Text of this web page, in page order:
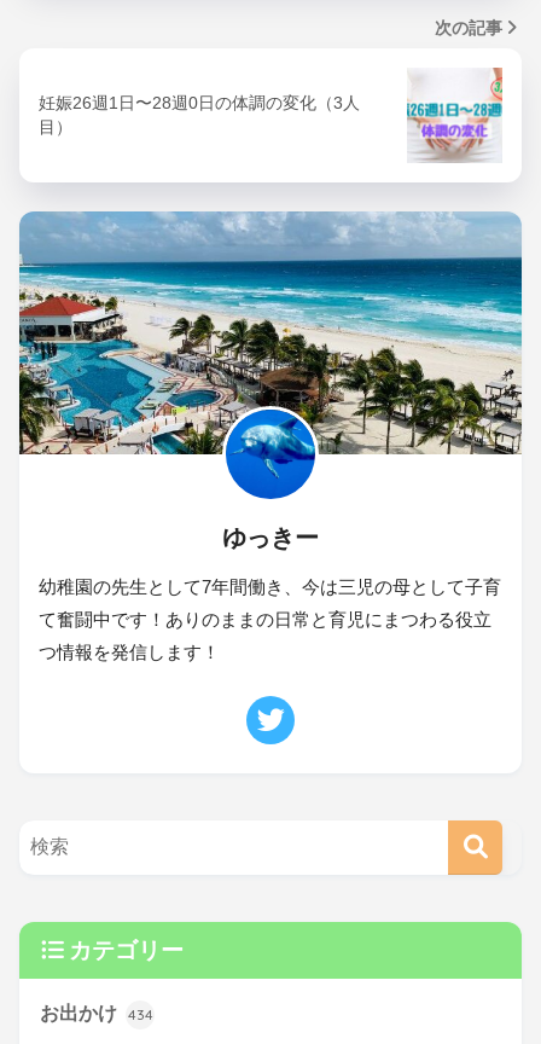
次の記事
妊娠26週1日〜28週0日の体調の変化（3人
目）
ゆっきー
幼稚園の先生として7年間働き、今は三児の母として子育
て奮闘中です！ありのままの日常と育児にまつわる役立
つ情報を発信します！
カテゴリー
お出かけ 434